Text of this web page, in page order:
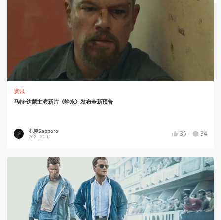
资讯
马特·达蒙主演新片《静水》发布全新预告
札幌Sapporo
2021-05-11 35 34